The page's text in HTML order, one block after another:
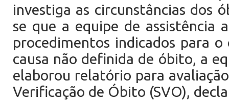
investiga as circunstâncias dos
se que a equipe de assistência
procedimentos indicados para o
causa não definida de óbito, a
elaborou relatório para
Verificação de Óbito (SVO),